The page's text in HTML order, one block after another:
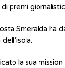
premi
Smeralda ha
la sua